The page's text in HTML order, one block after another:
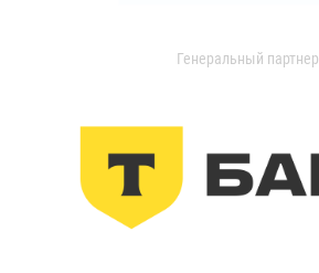
Генеральный партнер